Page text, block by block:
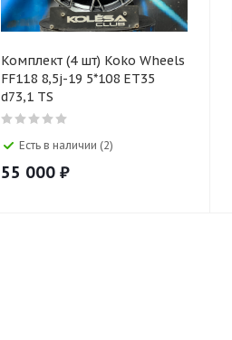
Комплект (4 шт) Koko Wheels
FF118 8,5j-19 5*108 ET35
d73,1 TS
Есть в наличии (2)
55 000 ₽